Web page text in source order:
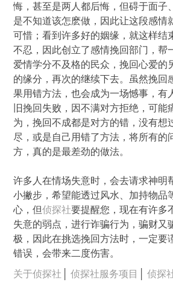
悔，甚至是两人都后悔，但碍于面子
是不知道该怎麽做，因此让这段感情
可惜；看到许多好的姻缘，就这样结
不忍，因此创立了感情挽回部门，帮
爱情学分不及格的民众，挽回心爱的
的缘分，再次的继续下去。虽然挽回
果用错方法，也会成为一场憾事，有
旧挽回失败，因不满对方拒绝，可能
为，挽回不成都是对方的错，没有想
尽，或是自己用错了方法，将所有的
方，真的是最差劲的做法。
许多人在情场失意时，会去请求神明
小撇步，希望能透过风水、加持物品
心，但侦探社要提醒您，现在有许多
失意的弱点，进行诈骗行为，骗财又
极，因此在挑选挽回方法时，一定要
错误，会带来二度伤害。
关于侦探社 │侦探社服务项目 │侦探